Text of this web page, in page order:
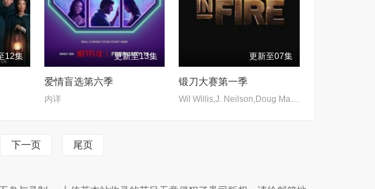
12集 更新至13集
爱情盲选第六季
内详
更新至07集
锻刀大赛第一季
Wil Willis,J. Neilson,Doug Marcaida,David Baker
下一页 尾页